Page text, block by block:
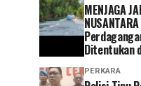
MENJAGA
Ditentukan
PERKARA